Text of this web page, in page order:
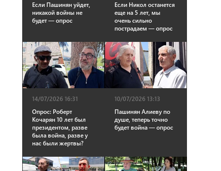
Если Пашинян уйдет,
никакой войны не
будет — опрос
Если Никол останется
еще на 5 лет, мы
очень сильно
пострадаем — опрос
14/07/2026 16:31
Опрос: Роберт
Кочарян 10 лет был
президентом, разве
была война, разве у
нас были жертвы?
10/07/2026 13:13
Пашинян Алиеву по
душе, теперь точно
будет война — опрос